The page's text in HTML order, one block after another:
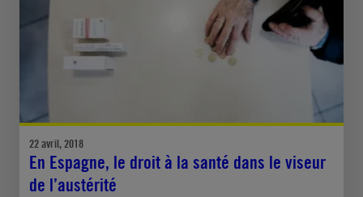
22 avril, 2018
En Espagne, le droit à la santé dans le viseur
de l’austérité